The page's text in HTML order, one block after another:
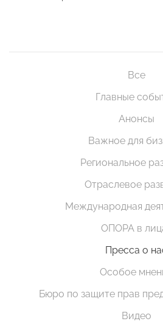
Все
Главные
Анонсы
Важное для
Региональное
Отраслевое
Международная
ОПОРА в
Пресса о
Особое
Бюро по защите прав
Видео